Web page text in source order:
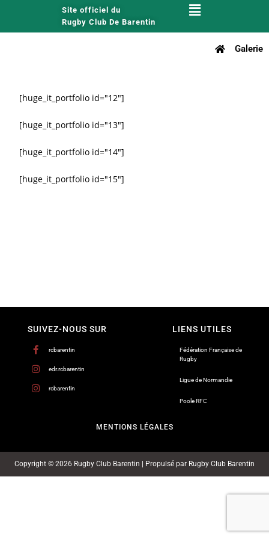
Site officiel du
Rugby Club De Barentin
Galerie
[huge_it_portfolio id="12"]
[huge_it_portfolio id="13"]
[huge_it_portfolio id="14"]
[huge_it_portfolio id="15"]
SUIVEZ-NOUS SUR
rcbarentin
edr.rcbarentin
rcbarentin
LIENS UTILES
Fédération Française de
Rugby
Ligue de Normandie
Poole RFC
MENTIONS LÉGALES
Copyright © 2026 Rugby Club Barentin | Propulsé par Rugby Club Barentin